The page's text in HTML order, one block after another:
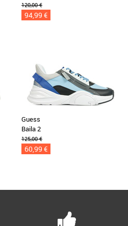
120,00 €
94,99 €
Guess
Baila 2
125,00 €
60,99 €